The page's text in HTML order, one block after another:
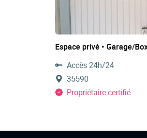
Espace privé • Garage/
Accès 24h/24
35590
Propriétaire certifié